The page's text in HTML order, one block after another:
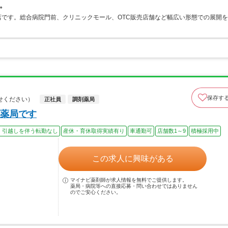
す。総合病院門前、クリニックモール、OTC販売店舗など幅広い形態での展開を
ださい） 正社員 調剤薬局 保存す
局です
引越しを伴う転勤なし 産休・育休取得実績有り 車通勤可 店舗数1～9 積極採用中
この求人に興味がある
マイナビ薬剤師が求人情報を無料でご提供します。
薬局・病院等への直接応募・問い合わせではありません
のでご安心ください。